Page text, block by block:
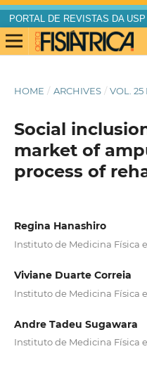
PORTAL DE REVISTAS DA USP
HOME / ARCHIVES / VOL. 25
Social
market of
process of
Regina Hanashiro
Instituto de Medicina Física
Viviane Duarte Correia
Instituto de Medicina Física
Andre Tadeu Sugawara
Instituto de Medicina Física